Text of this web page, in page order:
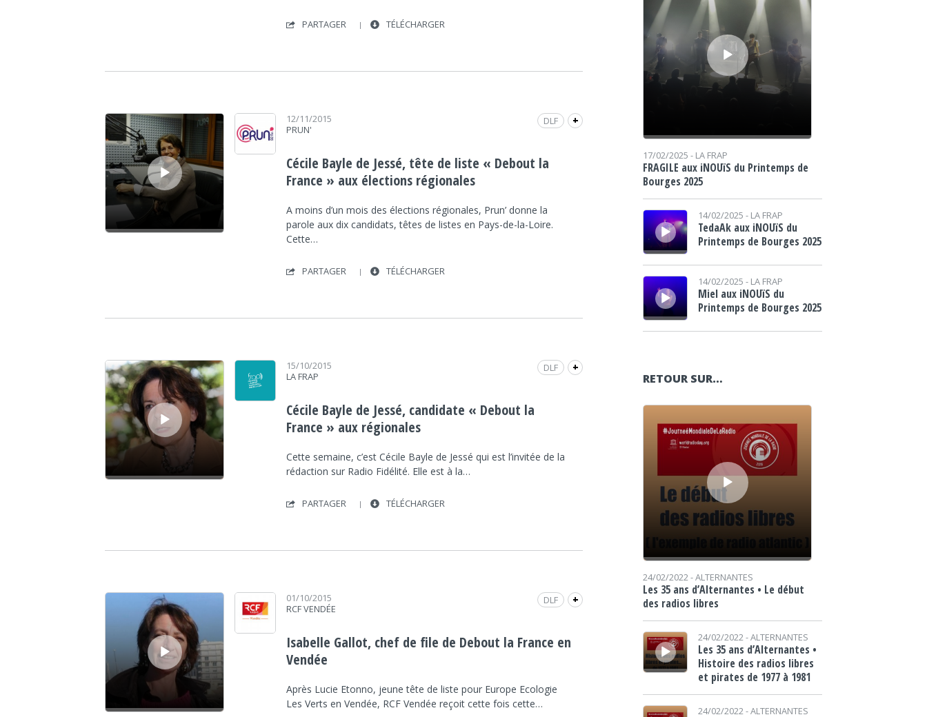
PARTAGER TÉLÉCHARGER
Lecteur audio
12/11/2015
PRUN'
+
DLF
FRAP INFO
INTERVIEW
POLITIQUE
Cécile Bayle de Jessé, tête de liste « Debout la
France » aux élections régionales
A moins d’un mois des élections régionales, Prun’ donne la
parole aux dix candidats, têtes de listes en Pays-de-la-Loire.
Cette…
PARTAGER TÉLÉCHARGER
Lecteur audio
15/10/2015
LA FRAP
+
DLF
FRAP INFO
INTERVIEW
POLITIQUE
Cécile Bayle de Jessé, candidate « Debout la
France » aux régionales
Cette semaine, c’est Cécile Bayle de Jessé qui est l’invitée de la
rédaction sur Radio Fidélité. Elle est à la…
PARTAGER TÉLÉCHARGER
Lecteur audio
01/10/2015
RCF VENDÉE
+
DLF
FRAP INFO
INTERVIEW
POLITIQUE
Isabelle Gallot, chef de file de Debout la France en
Vendée
Après Lucie Etonno, jeune tête de liste pour Europe Ecologie
Les Verts en Vendée, RCF Vendée reçoit cette fois cette…
17/02/2025 - LA FRAP
FRAGILE aux iNOUïS du Printemps de
Bourges 2025
Lecteur audio
14/02/2025 - LA FRAP
TedaAk aux iNOUïS du
Printemps de Bourges 2025
Lecteur audio 14/02/2025 - LA FRAP
Miel aux iNOUïS du
Printemps de Bourges 2025
RETOUR SUR…
Lecteur audio
24/02/2022 -ALTERNANTES
Les 35 ans d’Alternantes • Le début
des radios libres
Lecteur audio
24/02/2022 -ALTERNANTES
Les 35 ans d’Alternantes •
Histoire des radios libres
et pirates de 1977 à 1981
Lecteur audio
24/02/2022 -ALTERNANTES